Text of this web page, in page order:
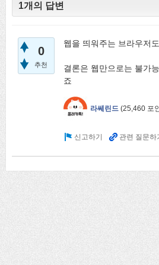
1개의 답변
0
추천
웹을 띄워주는 브라우저
결론은 웹만으로는 불가
죠
라쎄린드 (25,460 포